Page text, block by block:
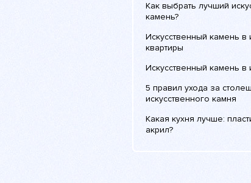
Как выбрать лучший
камень?
Искусственный камень в
квартиры
Искусственный камень в
5 правил ухода за
искусственного камня
Какая кухня лучше:
акрил?